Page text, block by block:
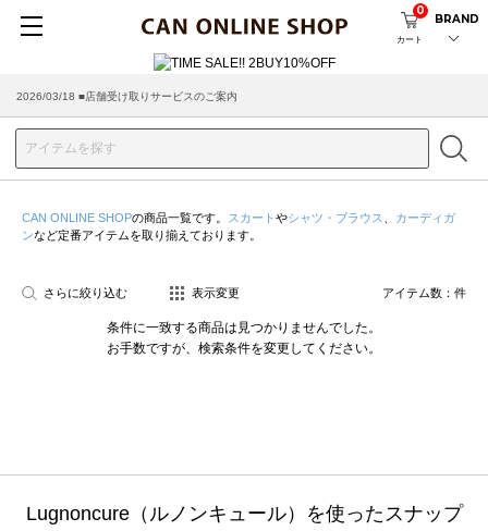
カート
0
BRAND
2026/03/18 ■店舗受け取りサービスのご案内
CAN ONLINE SHOPの商品一覧です。 スカート やシャツ・ブラウス
カーディガ
ンなど定番アイテムを取り揃えております。
さらに絞り込む 表示変更 アイテム数： 件
条件に一致する商品は見つかりませんでした。
お手数ですが、検索条件を変更してください。
Lugnoncure（ルノンキュール）を使ったスナップ